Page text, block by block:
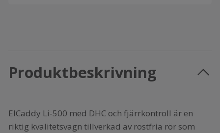
Produktbeskrivning
ElCaddy Li-500 med DHC och fjärrkontroll är en
riktig kvalitetsvagn tillverkad av rostfria rör som